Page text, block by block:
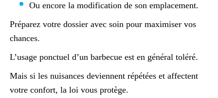
Ou encore la modification de son emplacement.
Préparez votre dossier avec soin pour maximiser vos
chances.
L’usage ponctuel d’un barbecue est en général toléré.
Mais si les nuisances deviennent répétées et affectent
votre confort, la loi vous protège.